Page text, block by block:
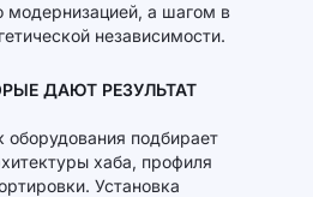
модернизацией, а шагом в
независимости.
ДАЮТ РЕЗУЛЬТАТ
подбирает
хаба, профиля
Установка